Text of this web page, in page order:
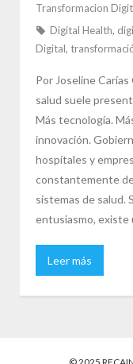
Transformacion
Digital Health,
Digital,
Por Joseline
salud suele
Más tecnología.
innovación.
hospitales y
constantemente
sistemas de salud.
entusiasmo, existe
Leer más